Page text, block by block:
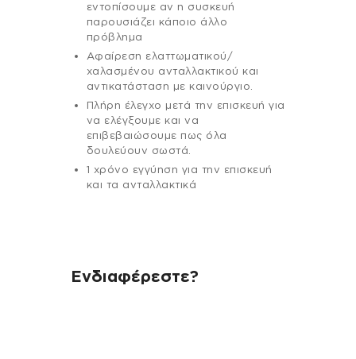
εντοπίσουμε αν η συσκευή
παρουσιάζει κάποιο άλλο
πρόβλημα
Αφαίρεση ελαττωματικού/
χαλασμένου ανταλλακτικού και
αντικατάσταση με καινούργιο.
Πλήρη έλεγχο μετά την επισκευή για
να ελέγξουμε και να
επιβεβαιώσουμε πως όλα
δουλεύουν σωστά.
1 χρόνο εγγύηση για την επισκευή
και τα ανταλλακτικά
Ενδιαφέρεστε?